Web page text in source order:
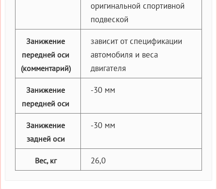
оригинальной спортивной
подвеской
Занижение
передней оси
(комментарий)
зависит от спецификации
автомобиля и веса
двигателя
Занижение
передней оси
-30 мм
Занижение
задней оси
-30 мм
Вес, кг 26,0